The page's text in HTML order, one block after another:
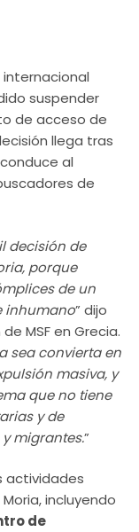
suspender
de acceso de
llega tras
al
de
decisión de
porque
de un
inhumano” dijo
MSF en Grecia.
sea convierta en
masiva, y
que no tiene
y de
migrantes.”
actividades
incluyendo
de